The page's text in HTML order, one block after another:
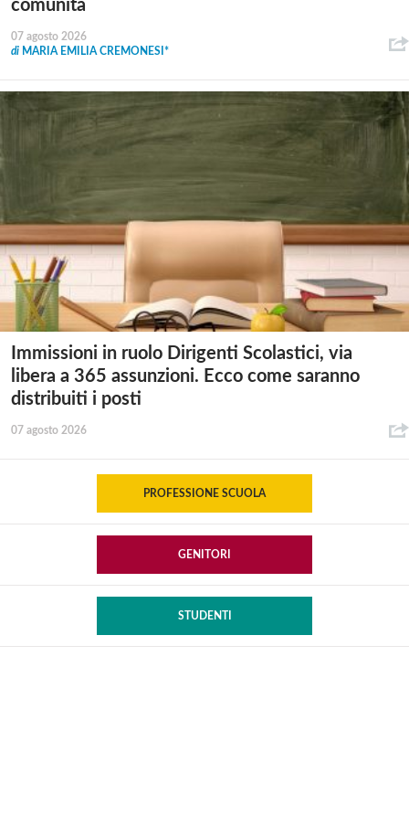
comunità
07 agosto 2026
di MARIA EMILIA CREMONESI*
Immissioni in ruolo Dirigenti Scolastici, via
libera a 365 assunzioni. Ecco come saranno
distribuiti i posti
07 agosto 2026
PROFESSIONE SCUOLA
GENITORI
STUDENTI